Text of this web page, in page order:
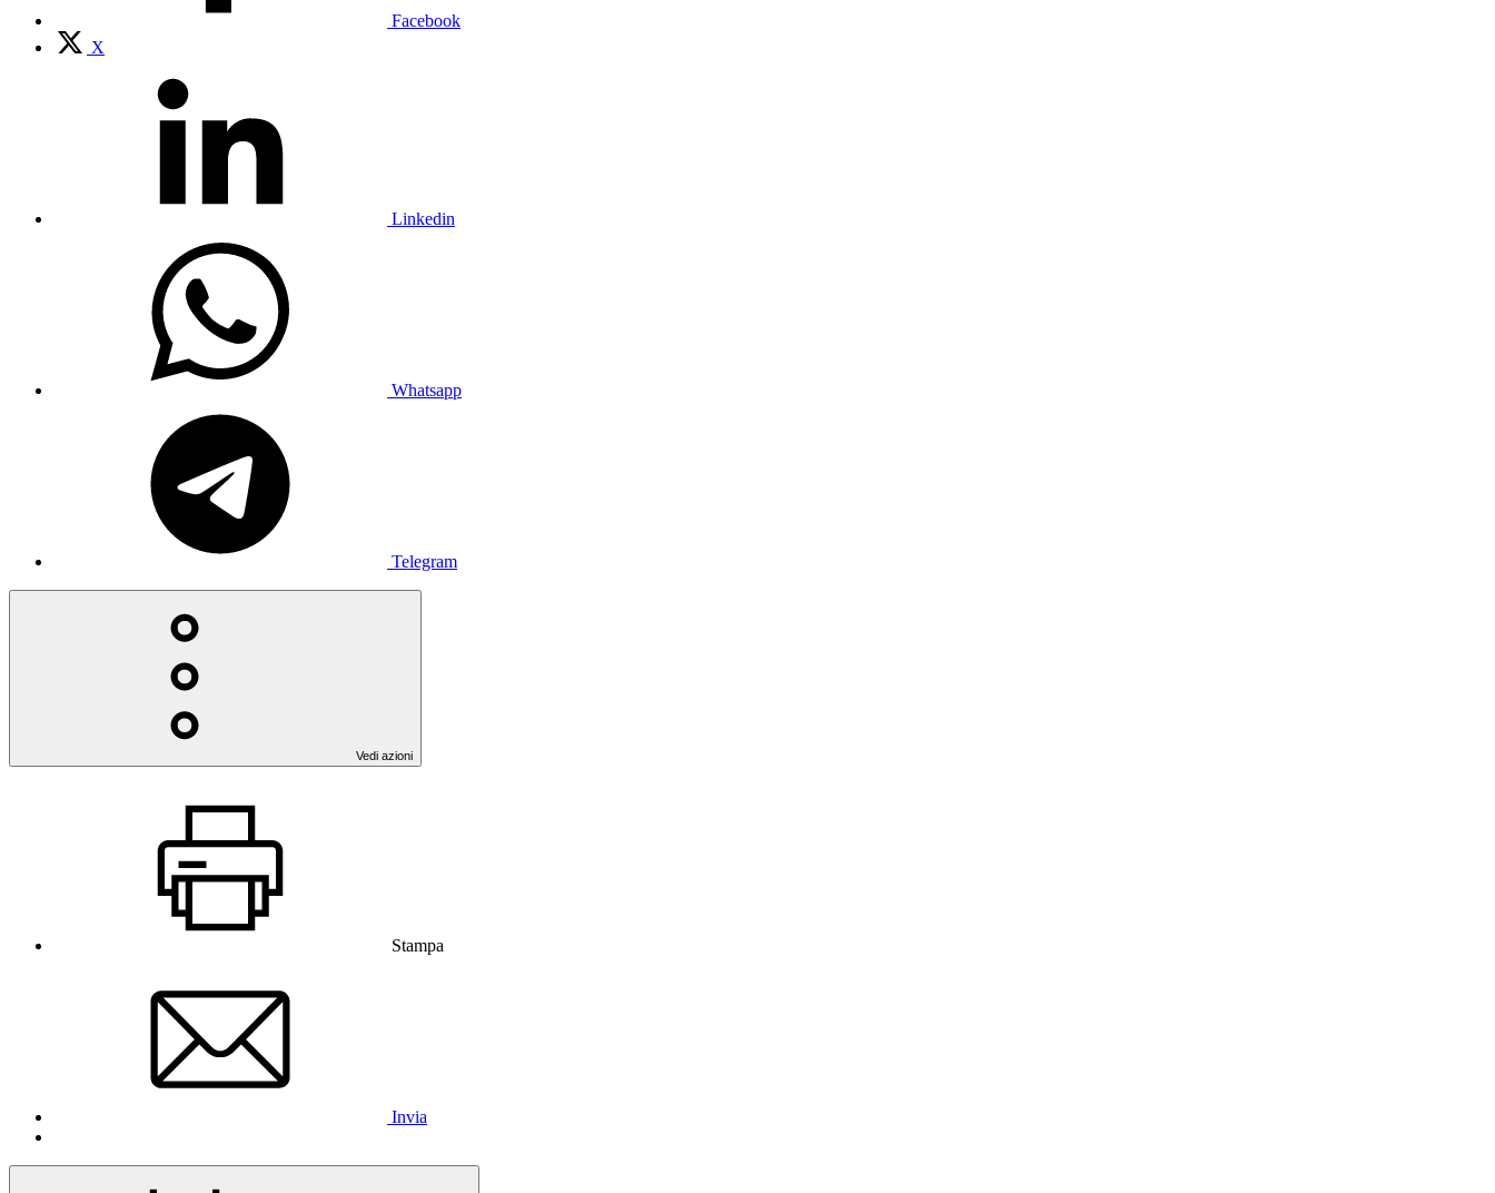
Facebook
X
Linkedin
Whatsapp
Telegram
Vedi azioni
Stampa
Invia